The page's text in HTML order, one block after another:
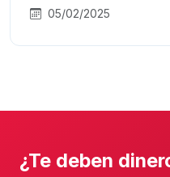
05/02/2025
¿Te deben